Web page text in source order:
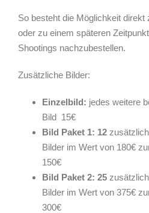
So besteht die Möglichkeit direkt
oder zu einem späteren
Shootings nachzubestellen.
Zusätzliche Bilder:
Einzelbild: jedes weitere
Bild 15€
Bild Paket 1: 12
Bilder im Wert von 180€
150€
Bild Paket 2: 25
Bilder im Wert von 375€
300€